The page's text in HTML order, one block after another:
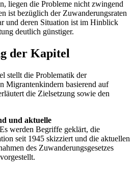
liegen die Probleme nicht zwingend
ist bezüglich der Zuwanderungsraten
und deren Situation ist im Hinblick
deutlich günstiger.
der Kapitel
stellt die Problematik der
Migrantenkindern basierend auf
die Zielsetzung sowie den
und aktuelle
Es werden Begriffe geklärt, die
seit 1945 skizziert und die aktuellen
des Zuwanderungsgesetzes